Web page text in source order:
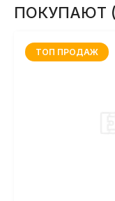
ПОКУПАЮТ
ТОП ПРОДАЖ